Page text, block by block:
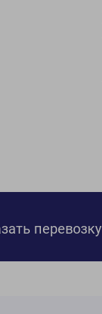
перевозку